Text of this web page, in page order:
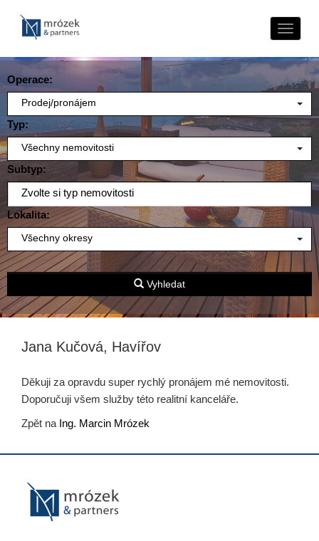
Operace:
Prodej/pronájem
Typ:
Všechny nemovitosti
Subtyp:
Zvolte si typ nemovitosti
Lokalita:
Všechny okresy
Vyhledat
Jana Kučová, Havířov
Děkuji za opravdu super rychlý pronájem mé nemovitosti.
Doporučuji všem služby této realitní kanceláře.
Zpět na Ing. Marcin Mrózek